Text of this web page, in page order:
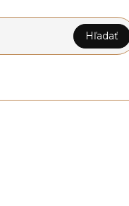
Hľadať